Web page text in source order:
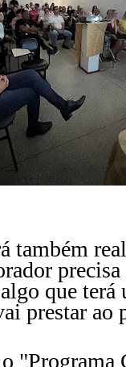
também
que
prestar ao